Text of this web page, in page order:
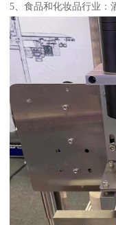
5、食品和化妆品行业：